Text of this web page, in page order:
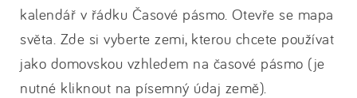
kalendář v řádku Časové pásmo. Otevře se mapa
světa. Zde si vyberte zemi, kterou chcete používat
jako domovskou vzhledem na časové pásmo (je
nutné kliknout na písemný údaj země).